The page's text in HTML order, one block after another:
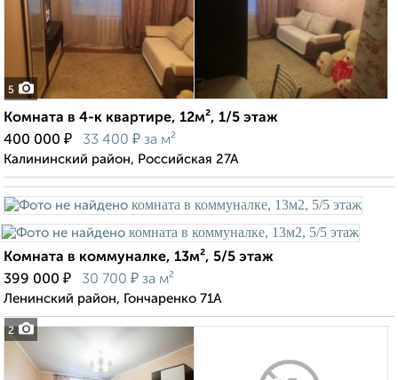
5
Комната в 4-к квартире, 12м², 1/5 этаж
400 000 ₽ 33 400 ₽ за м²
Калининский район, Российская 27А
2
Комната в коммуналке, 13м², 5/5 этаж
399 000 ₽ 30 700 ₽ за м²
Ленинский район, Гончаренко 71А